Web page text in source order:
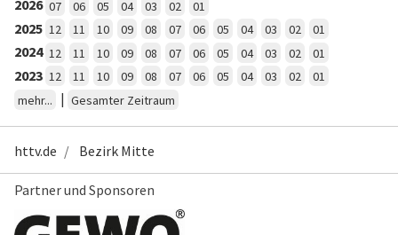
2026 07 06 05 04 03 02 01
2025 12 11 10 09 08 07 06 05 04 03 02 01
2024 12 11 10 09 08 07 06 05 04 03 02 01
2023 12 11 10 09 08 07 06 05 04 03 02
01
mehr...
| Gesamter Zeitraum
httv.de Bezirk Mitte
Partner und Sponsoren